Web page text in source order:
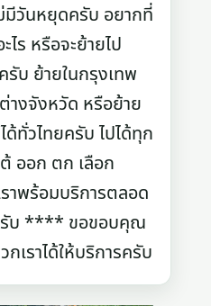
วันหยุดครับ อยากที่
ไร หรือจะย้ายไป
รับ ย้ายในกรุงเทพ
างจังหวัด หรือย้าย
ด้ทั่วไทยครับ ไปได้ทุก
ออก ตก เลือก
าพร้อมบริการตลอด
ครับ **** ขอขอบคุณ
กเราได้ให้บริการครับ